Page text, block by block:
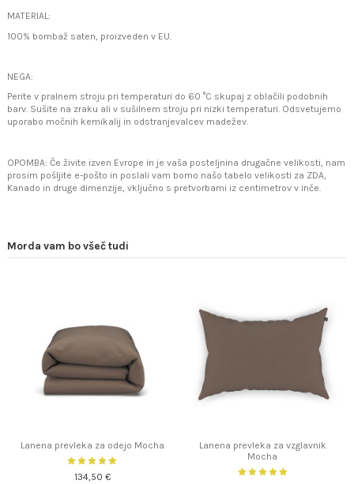
MATERIAL:
100% bombaž saten, proizveden v EU.
NEGA:
Perite v pralnem stroju pri temperaturi do 60 °C skupaj z oblačili podobnih
barv. Sušite na zraku ali v sušilnem stroju pri nizki temperaturi. Odsvetujemo
uporabo močnih kemikalij in odstranjevalcev madežev.
OPOMBA: Če živite izven Evrope in je vaša posteljnina drugačne velikosti, nam
prosim pošljite e-pošto in poslali vam bomo našo tabelo velikosti za ZDA,
Kanado in druge dimenzije, vključno s pretvorbami iz centimetrov v inče.
Morda vam bo všeč tudi
Lanena prevleka za odejo Mocha
134,50 €
Lanena prevleka za vzglavnik
Mocha